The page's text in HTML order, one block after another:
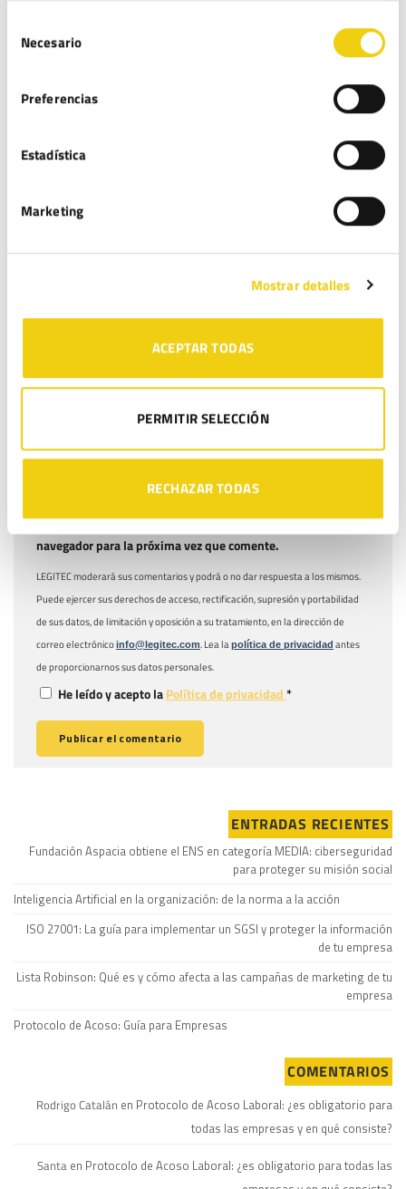
Necesario
Preferencias
Estadística
Marketing
Mostrar detalles
ACEPTAR TODAS
PERMITIR SELECCIÓN
RECHAZAR TODAS
Tu dirección de correo electrónico no será publicada.
Comentario
Guarda mi nombre, correo electrónico y web en este
navegador para la próxima vez que comente.
LEGITEC moderará sus comentarios y podrá o no dar respuesta a los mismos.
Puede ejercer sus derechos de acceso, rectificación, supresión y portabilidad
de sus datos, de limitación y oposición a su tratamiento, en la dirección de
correo electrónicoinfo@legitec.com. Lea lapolítica de privacidad antes
de proporcionarnos sus datos personales.
He leído y acepto laPolítica de privacidad*
ENTRADAS RECIENTES
Fundación Aspacia obtiene el ENS en categoría MEDIA: ciberseguridad
para proteger su misión social
Inteligencia Artificial en la organización: de la norma a la acción
ISO 27001: La guía para implementar un SGSI y proteger la información
de tu empresa
Lista Robinson: Qué es y cómo afecta a las campañas de marketing de tu
empresa
Protocolo de Acoso: Guía para Empresas
COMENTARIOS
Rodrigo Catalán en Protocolo de Acoso Laboral: ¿es obligatorio para
todas las empresas y en qué consiste?
Santa en Protocolo de Acoso Laboral: ¿es obligatorio para todas las